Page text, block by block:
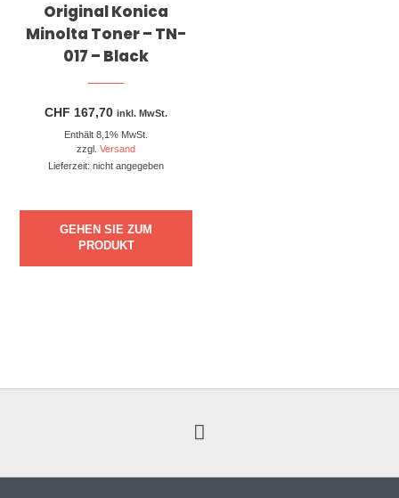
Original Konica
Minolta Toner – TN-
017 – Black
CHF 167,70 inkl. MwSt.
Enthält 8,1% MwSt.
zzgl.Versand
Lieferzeit: nicht angegeben
GEHEN SIE ZUM
PRODUKT